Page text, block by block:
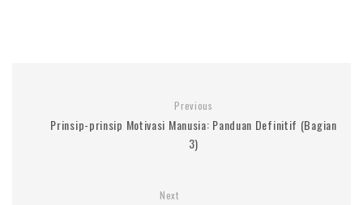
Previous
Prinsip-prinsip Motivasi Manusia: Panduan Definitif (Bagian
3)
Next